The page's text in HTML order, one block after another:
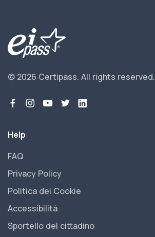
© 2026 Certipass. All rights reserved.
Help
FAQ
Privacy Policy
Politica dei Cookie
Accessibilità
Sportello del cittadino